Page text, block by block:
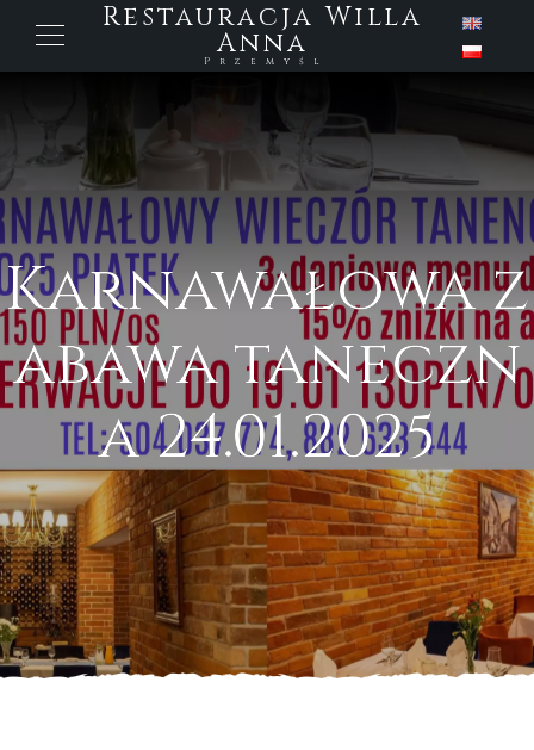
Restauracja Willa
Anna
Przemyśl
Karnawałowa z
abawa taneczn
a 24.01.2025